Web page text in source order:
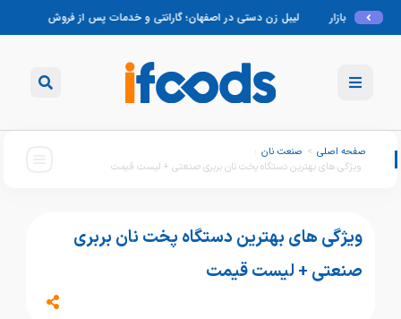
لیبل زن دستی در اصفهان؛ گارانتی و خدمات پس از فروش لیبل زن دستی تبریز؛
صفحه اصلی > صنعت نان :
ویژگی های بهترین دستگاه پخت نان بربری صنعتی + لیست قیمت
ویژگی های بهترین دستگاه پخت نان بربری
صنعتی + لیست قیمت